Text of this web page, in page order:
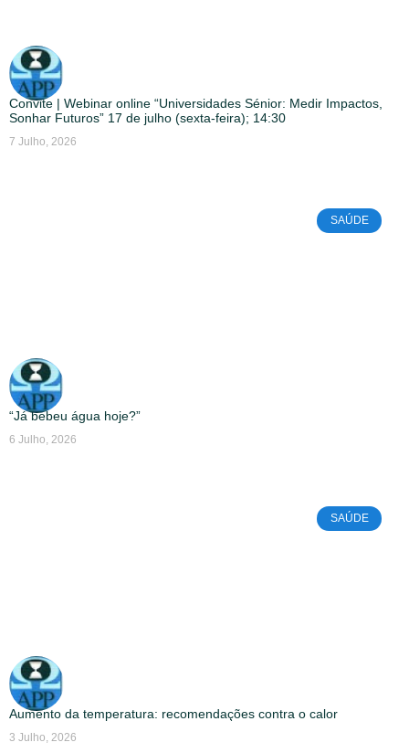
Convite | Webinar online “Universidades Sénior: Medir Impactos,
Sonhar Futuros” 17 de julho (sexta-feira); 14:30
7 Julho, 2026
SAÚDE
“Já bebeu água hoje?”
6 Julho, 2026
SAÚDE
Aumento da temperatura: recomendações contra o calor
3 Julho, 2026